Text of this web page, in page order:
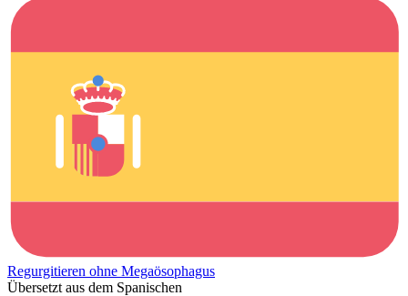
Regurgitieren ohne Megaösophagus
Übersetzt aus dem Spanischen